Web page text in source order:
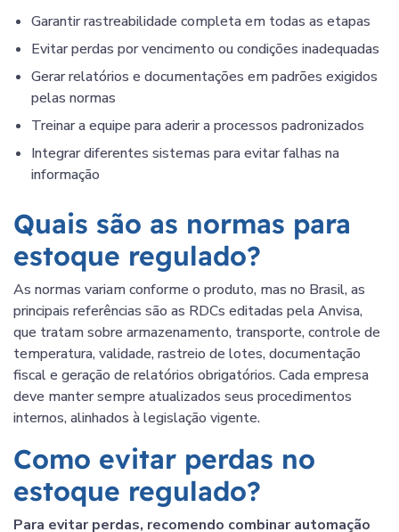
Garantir rastreabilidade completa em todas as etapas
Evitar perdas por vencimento ou condições inadequadas
Gerar relatórios e documentações em padrões exigidos
pelas normas
Treinar a equipe para aderir a processos padronizados
Integrar diferentes sistemas para evitar falhas na
informação
Quais são as normas para
estoque regulado?
As normas variam conforme o produto, mas no Brasil, as
principais referências são as RDCs editadas pela Anvisa,
que tratam sobre armazenamento, transporte, controle de
temperatura, validade, rastreio de lotes, documentação
fiscal e geração de relatórios obrigatórios. Cada empresa
deve manter sempre atualizados seus procedimentos
internos, alinhados à legislação vigente.
Como evitar perdas no
estoque regulado?
Para evitar perdas, recomendo combinar automação